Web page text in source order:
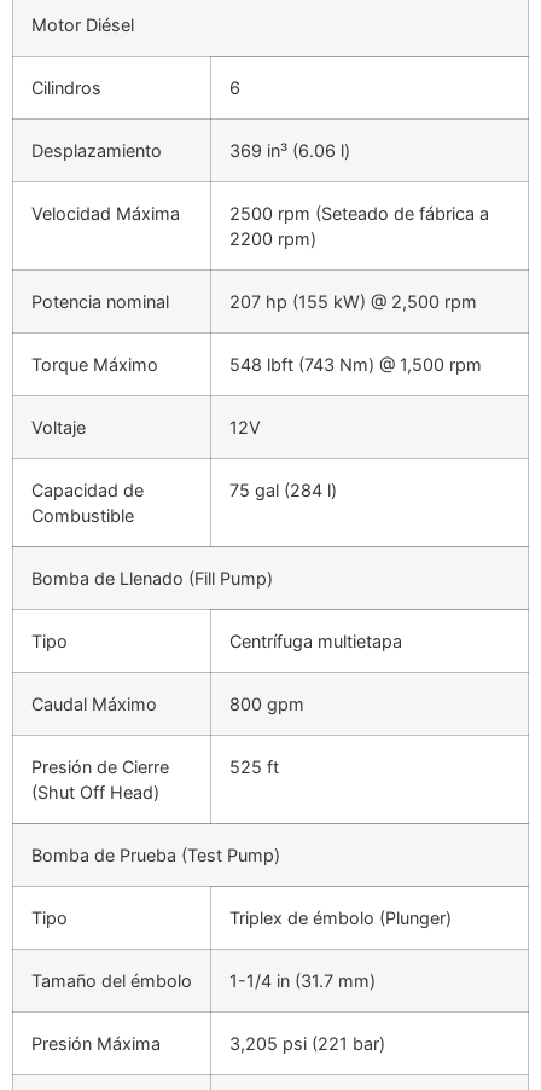
Motor Diésel
Cilindros 6
Desplazamiento 369 in³ (6.06 l)
Velocidad Máxima
2500 rpm (Seteado de fábrica a
2200 rpm)
Potencia nominal 207 hp (155 kW) @ 2,500 rpm
Torque Máximo 548 lbft (743 Nm) @ 1,500 rpm
Voltaje 12V
Capacidad de
Combustible
75 gal (284 l)
Bomba de Llenado (Fill Pump)
Tipo Centrífuga multietapa
Caudal Máximo 800 gpm
Presión de Cierre
(Shut Off Head)
525 ft
Bomba de Prueba (Test Pump)
Tipo Triplex de émbolo (Plunger)
Tamaño del émbolo 1-1/4 in (31.7 mm)
Presión Máxima 3,205 psi (221 bar)